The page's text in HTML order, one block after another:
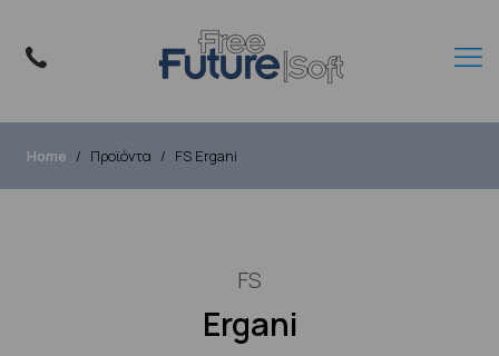
Home Προϊόντα FS Ergani
FS
Ergani